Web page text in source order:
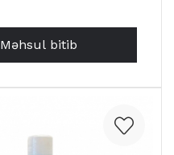
Məhsul bitib